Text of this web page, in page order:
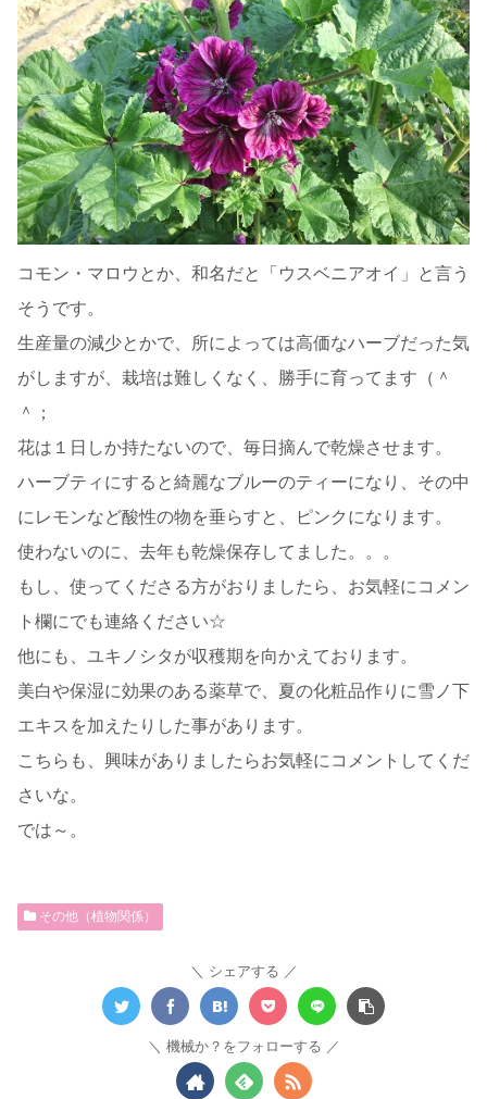
コモン・マロウとか、和名だと「ウスベニアオイ」と言う
そうです。
生産量の減少とかで、所によっては高価なハーブだった気
がしますが、栽培は難しくなく、勝手に育ってます（＾
＾；
花は１日しか持たないので、毎日摘んで乾燥させます。
ハーブティにすると綺麗なブルーのティーになり、その中
にレモンなど酸性の物を垂らすと、ピンクになります。
使わないのに、去年も乾燥保存してました。。。
もし、使ってくださる方がおりましたら、お気軽にコメン
ト欄にでも連絡ください☆
他にも、ユキノシタが収穫期を向かえております。
美白や保湿に効果のある薬草で、夏の化粧品作りに雪ノ下
エキスを加えたりした事があります。
こちらも、興味がありましたらお気軽にコメントしてくだ
さいな。
では～。
その他（植物関係）
シェアする
機械か？をフォローする